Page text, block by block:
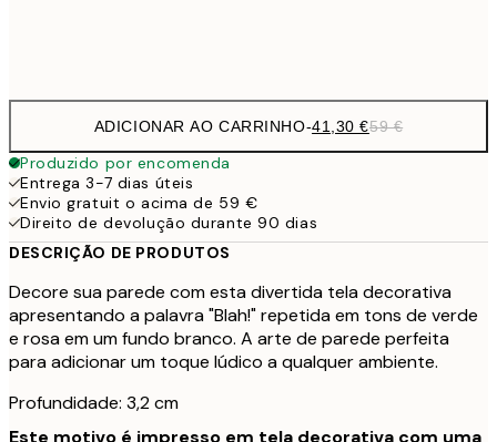
ADICIONAR AO CARRINHO-41,30 €59 €
Produzido por encomenda
Entrega 3-7 dias úteis
Envio gratuit o acima de 59 €
Direito de devolução durante 90 dias
DESCRIÇÃO DE PRODUTOS
Decore sua parede com esta divertida tela decorativa
apresentando a palavra "Blah!" repetida em tons de verde
e rosa em um fundo branco. A arte de parede perfeita
para adicionar um toque lúdico a qualquer ambiente.
Profundidade: 3,2 cm
Este motivo é impresso em tela decorativa com uma